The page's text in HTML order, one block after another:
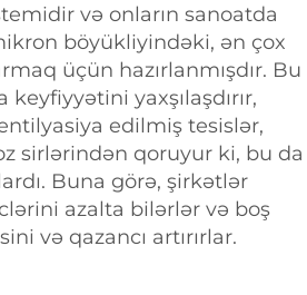
və onların sanoatda
böyükliyindəki, ən çox
üçün hazırlanmışdır. Bu
yaxşılaşdırır,
edilmiş tesislər,
sirlərindən qoruyur ki, bu da
Buna görə, şirkətlər
azalta bilərlər və boş
və qazancı artırırlar.